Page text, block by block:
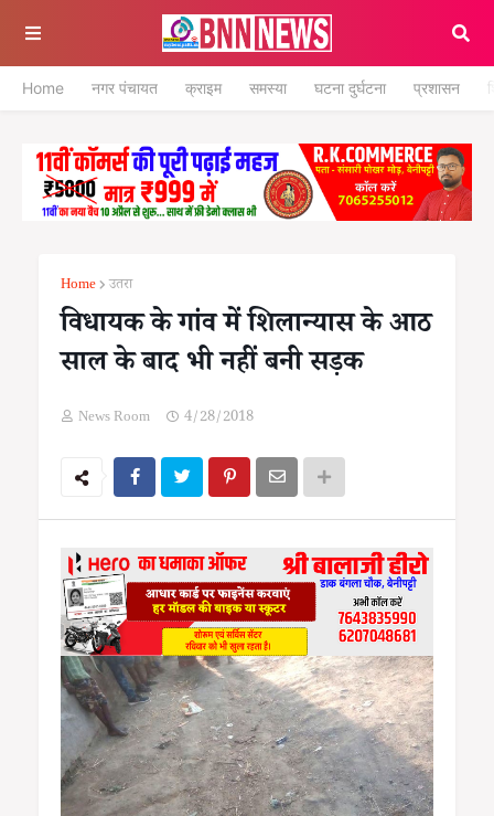
Home नगर पंचायत क्राइम समस्या घटना दुर्घटना प्रशासन
Home उतरा
विधायक के गांव में शिलान्यास के आठ
साल के बाद भी नहीं बनी सड़क
News Room 4/28/2018